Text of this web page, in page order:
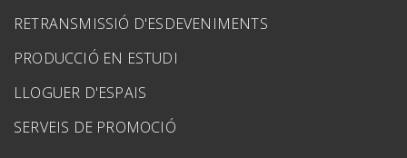
RETRANSMISSIÓ D'ESDEVENIMENTS
PRODUCCIÓ EN ESTUDI
LLOGUER D'ESPAIS
SERVEIS DE PROMOCIÓ